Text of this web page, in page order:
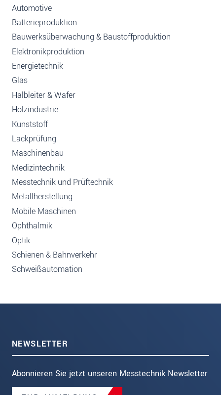
Automotive
Batterieproduktion
Bauwerksüberwachung & Baustoffproduktion
Elektronikproduktion
Energietechnik
Glas
Halbleiter & Wafer
Holzindustrie
Kunststoff
Lackprüfung
Maschinenbau
Medizintechnik
Messtechnik und Prüftechnik
Metallherstellung
Mobile Maschinen
Ophthalmik
Optik
Schienen & Bahnverkehr
Schweißautomation
NEWSLETTER
Abonnieren Sie jetzt unseren Messtechnik Newsletter